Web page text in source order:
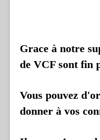
Grace à notre
de VCF sont fin
Vous pouvez
donner à vos